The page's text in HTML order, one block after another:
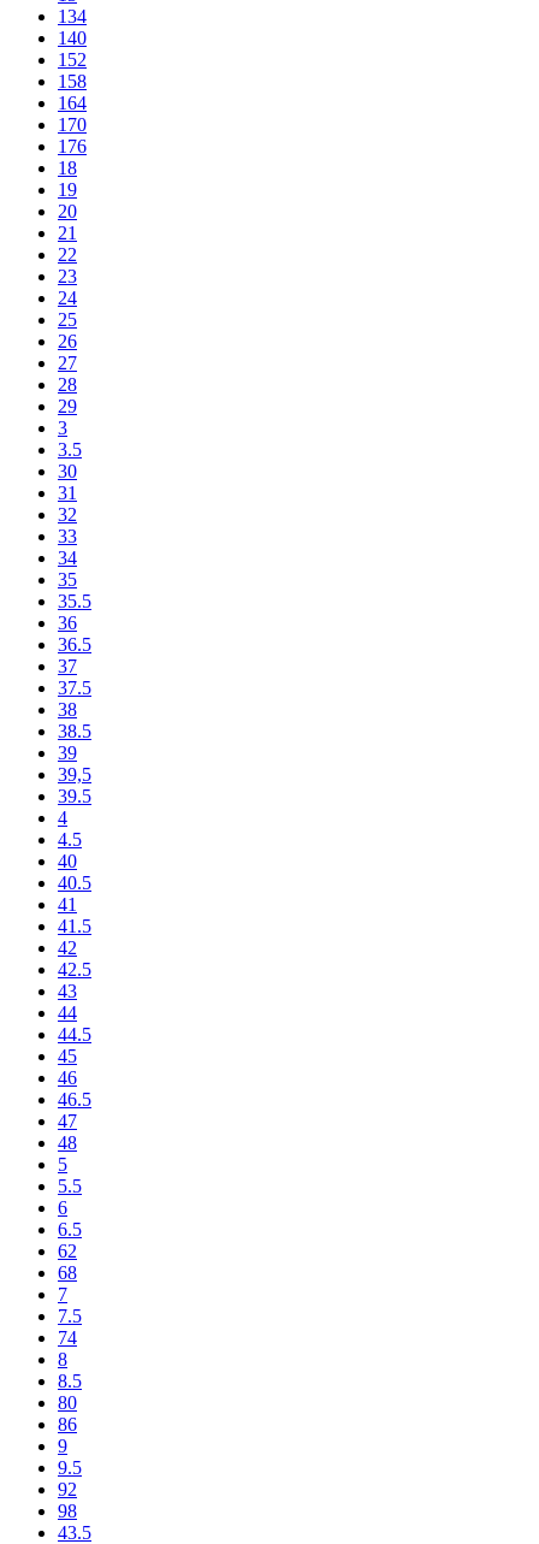
134
140
152
158
164
170
176
18
19
20
21
22
23
24
25
26
27
28
29
3
3.5
30
31
32
33
34
35
35.5
36
36.5
37
37.5
38
38.5
39
39,5
39.5
4
4.5
40
40.5
41
41.5
42
42.5
43
44
44.5
45
46
46.5
47
48
5
5.5
6
6.5
62
68
7
7.5
74
8
8.5
80
86
9
9.5
92
98
43.5